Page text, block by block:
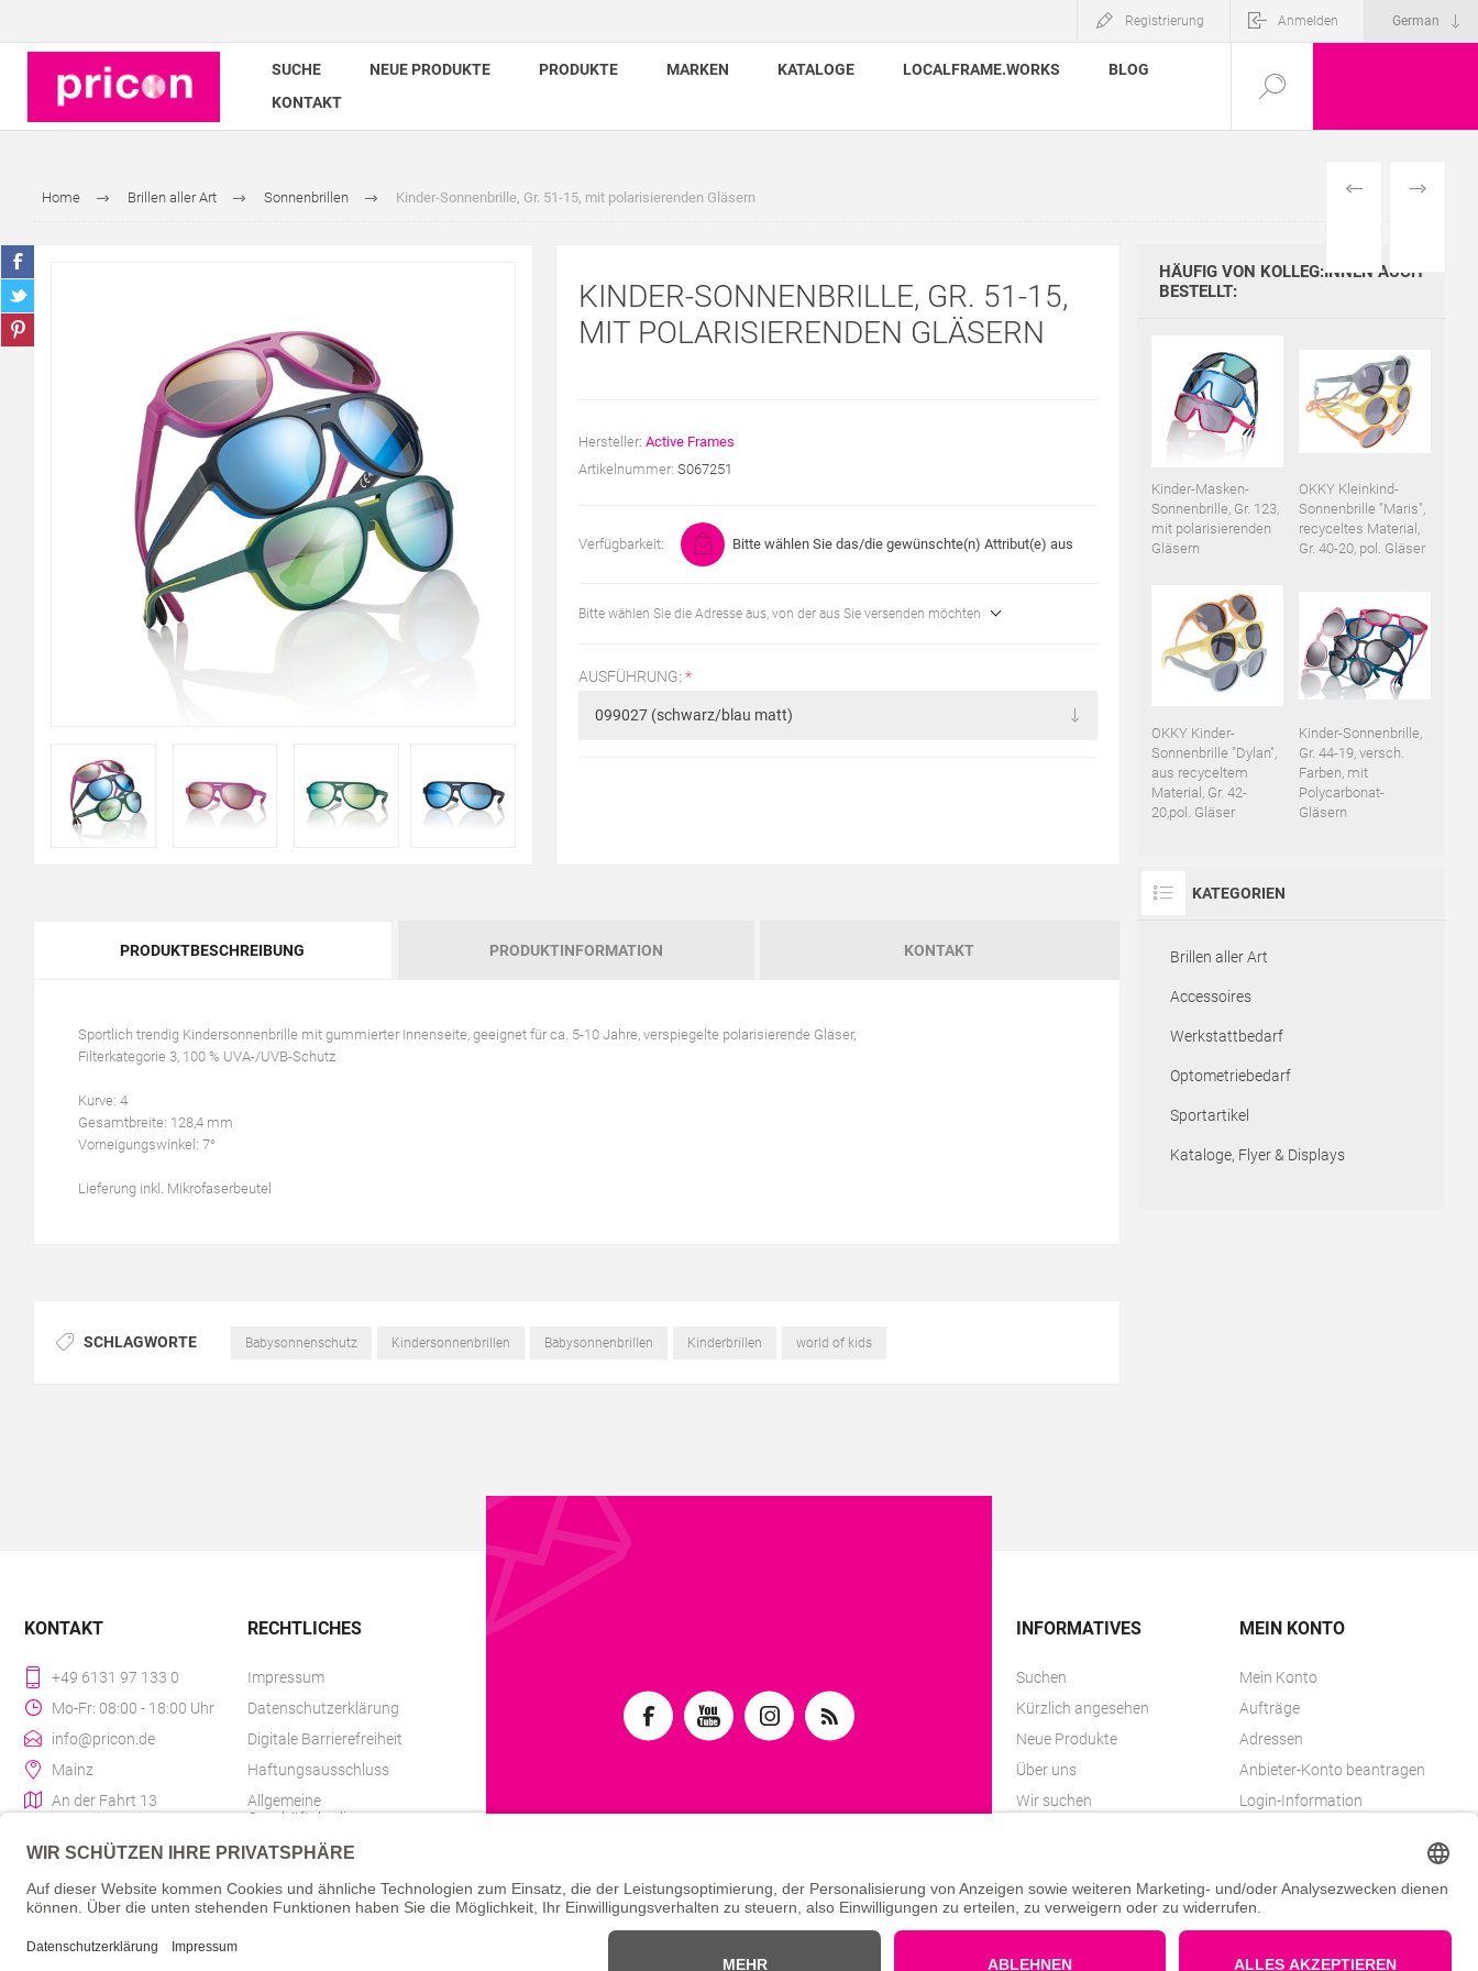
Registrierung Anmelden
SUCHE NEUE PRODUKTE PRODUKTE MARKEN KATALOGE LOCALFRAME.WORKS
BLOG
KONTAKT
Home Brillen aller Art Sonnenbrillen Kinder-Sonnenbrille, Gr. 51-15, mit polarisierenden Gläsern VORHERIGES
KINDER-SONNENBRILLE, GR. 51-15,
MIT POLARISIERENDEN GLÄSERN
Hersteller: Active Frames
Artikelnummer: S067251
Verfügbarkeit: Bitte wählen Sie das/die gewünschte(n) Attribut(e) aus
Bitte wählen Sie die Adresse aus, von der aus Sie versenden möchten
AUSFÜHRUNG: *
PRODUKTBESCHREIBUNG PRODUKTINFORMATION KONTAKT
Sportlich trendig Kindersonnenbrille mit gummierter Innenseite, geeignet für ca. 5-10 Jahre, verspiegelte polarisierende Gläser,
Filterkategorie 3, 100 % UVA-/UVB-Schutz
Kurve: 4
Gesamtbreite: 128,4 mm
Vorneigungswinkel: 7°
Lieferung inkl. Mikrofaserbeutel
SCHLAGWORTE Babysonnenschutz Kindersonnenbrillen Babysonnenbrillen Kinderbrillen world of kids
HÄUFIG VON KOLLEG:INNEN AUCH
BESTELLT:
Kinder-Masken-
Sonnenbrille, Gr. 123,
mit polarisierenden
Gläsern
OKKY Kleinkind-
Sonnenbrille "Maris",
recyceltes Material,
Gr. 40-20, pol. Gläser
OKKY Kinder-
Sonnenbrille "Dylan",
aus recyceltem
Material, Gr. 42-
20,pol. Gläser
Kinder-Sonnenbrille,
Gr. 44-19, versch.
Farben, mit
Polycarbonat-
Gläsern
KATEGORIEN
Brillen aller Art
Accessoires
Werkstattbedarf
Optometriebedarf
Sportartikel
Kataloge, Flyer & Displays
KONTAKT
+49 6131 97 133 0
Mo-Fr: 08:00 - 18:00 Uhr
info@pricon.de
Mainz
An der Fahrt 13
RECHTLICHES
Impressum
Datenschutzerklärung
Digitale Barrierefreiheit
Haftungsausschluss
Allgemeine
Geschäftsbedingungen
Liefer- & Versandkosten
INFORMATIVES
Suchen
Kürzlich angesehen
Neue Produkte
Über uns
Wir suchen
MEIN KONTO
Mein Konto
Aufträge
Adressen
Anbieter-Konto beantragen
Login-Information